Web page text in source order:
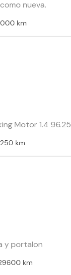
nueva.
km
Motor 1.4
km
y portalon
km